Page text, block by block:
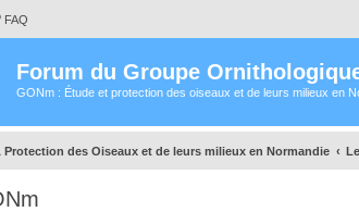
FAQ
Forum du Groupe
GONm : Étude et protection des oiseaux et de leurs milieux en
Protection des Oiseaux et de leurs milieux en Normandie